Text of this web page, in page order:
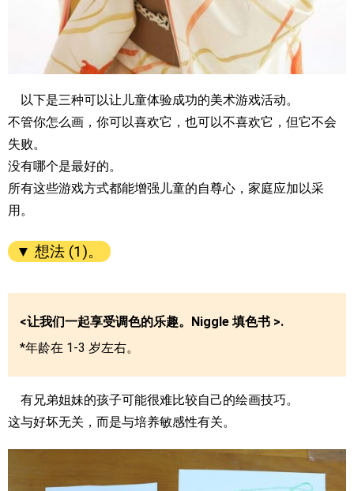
以下是三种可以让儿童体验成功的美术游戏活动。
不管你怎么画，你可以喜欢它，也可以不喜欢它，但它不会
失败。
没有哪个是最好的。
所有这些游戏方式都能增强儿童的自尊心，家庭应加以采
用。
▼ 想法 (1)。
<让我们一起享受调色的乐趣。Niggle 填色书 >.
*年龄在 1-3 岁左右。
有兄弟姐妹的孩子可能很难比较自己的绘画技巧。
这与好坏无关，而是与培养敏感性有关。